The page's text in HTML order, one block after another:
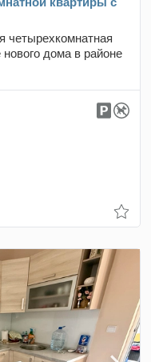
четырехкомнатная
дома в районе